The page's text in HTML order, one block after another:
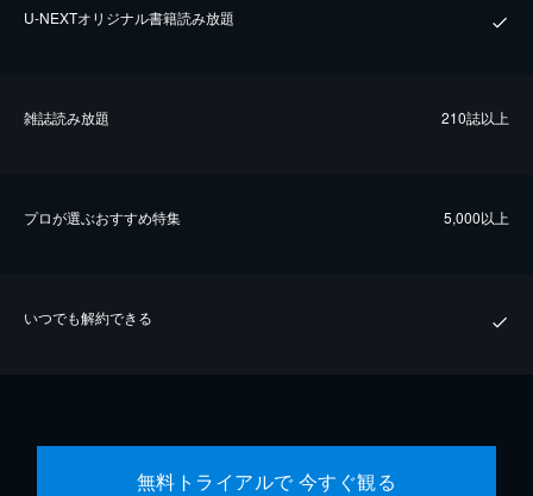
U-NEXTオリジナル書籍読み放題
雑誌読み放題 210誌以上
プロが選ぶおすすめ特集 5,000以上
いつでも解約できる
無料トライアルで 今すぐ観る